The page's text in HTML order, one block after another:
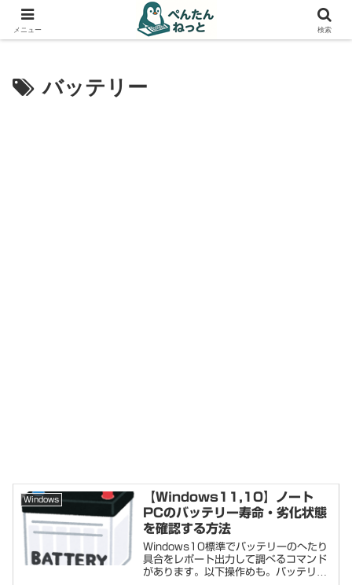
PCやガジェットの備忘録
バッテリー
Windows
【Windows11,10】ノート
PCのバッテリー寿命・劣化状態
を確認する方法
Windows10標準でバッテリーのへたり
具合をレポート出力して調べるコマンド
があります。以下操作めも。バッテリー
メニュー 検索